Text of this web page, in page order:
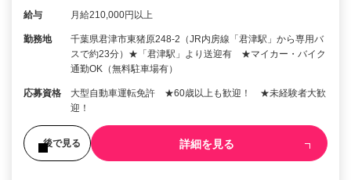
給与 月給210,000円以上
勤務地
千葉県君津市東猪原248-2（JR内房線「君津駅」から専用バ
スで約23分）★「君津駅」より送迎有 ★マイカー・バイク
通勤OK（無料駐車場有）
応募資格
大型自動車運転免許 ★60歳以上も歓迎！ ★未経験者大歓
迎！
後で見る 詳細を見る